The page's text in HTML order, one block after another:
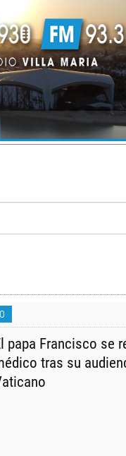
papa Francisco se
tras su